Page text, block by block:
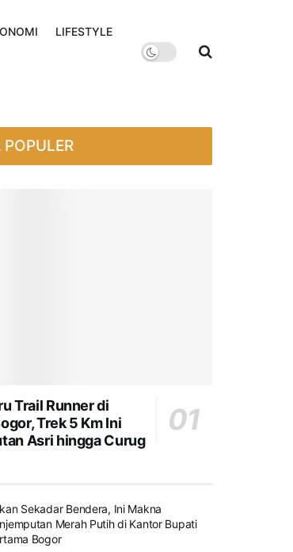
LIFESTYLE
POPULER
Trail Runner di
Trek 5 Km Ini
Asri hingga Curug
Sekadar Bendera, Ini Makna
Merah Putih di Kantor Bupati
Bogor